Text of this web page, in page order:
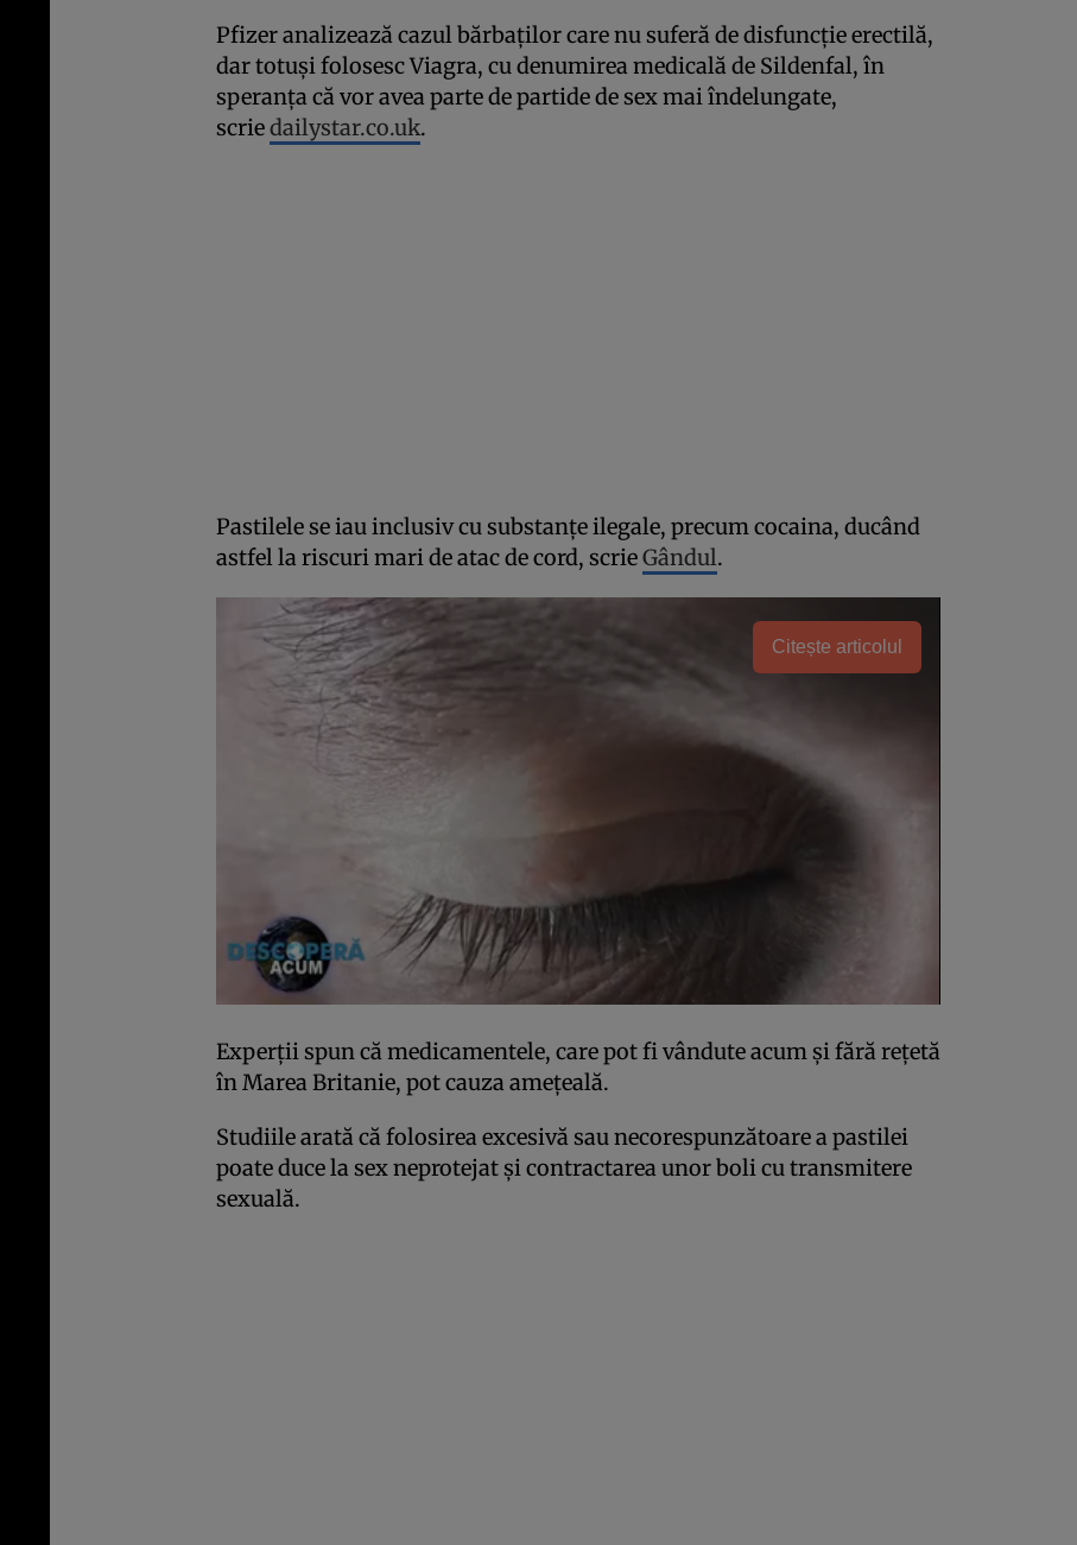
Pfizer analizează cazul bărbaţilor care nu suferă de disfuncţie erectilă,
dar totuşi folosesc Viagra, cu denumirea medicală de Sildenfal, în
speranţa că vor avea parte de partide de sex mai îndelungate,
scriedailystar.co.uk.
Pastilele se iau inclusiv cu substanţe ilegale, precum cocaina, ducând
astfel la riscuri mari de atac de cord, scrieGândul.
Citește articolul
Experţii spun că medicamentele, care pot fi vândute acum şi fără reţetă
în Marea Britanie, pot cauza ameţeală.
Studiile arată că folosirea excesivă sau necorespunzătoare a pastilei
poate duce la sex neprotejat şi contractarea unor boli cu transmitere
sexuală.